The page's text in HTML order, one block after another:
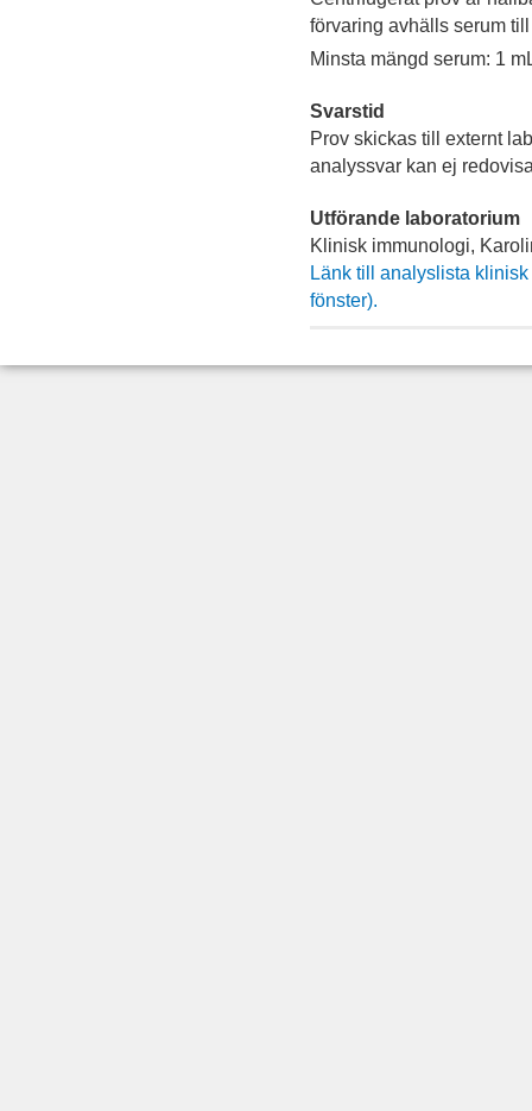
förvaring avhälls serum
Minsta mängd serum: 1
Svarstid
Prov skickas till externt
analyssvar kan ej
Utförande laboratorium
Klinisk immunologi,
Länk till analyslista
fönster).